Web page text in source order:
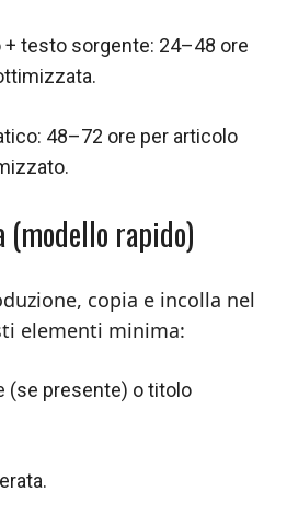
testo sorgente: 24–48 ore
48–72 ore per articolo
(modello rapido)
copia e incolla nel
elementi minima:
(se presente) o titolo